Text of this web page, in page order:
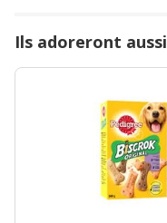
Ils adoreront aussi